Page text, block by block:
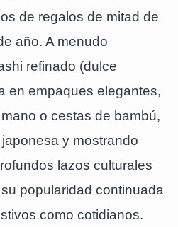
de regalos de mitad de
año. A menudo
refinado (dulce
en empaques elegantes,
o cestas de bambú,
y mostrando
lazos culturales
popularidad continuada
como cotidianos.